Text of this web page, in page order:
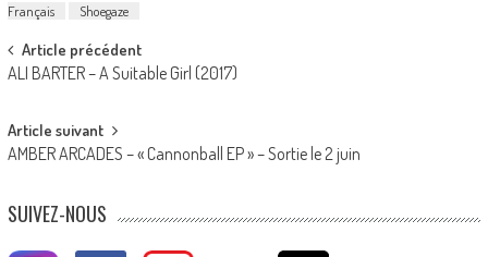
Français
Shoegaze
Post
navigation
Article précédent
ALI BARTER – A Suitable Girl (2017)
Article suivant
AMBER ARCADES – « Cannonball EP » – Sortie le 2 juin
SUIVEZ-NOUS